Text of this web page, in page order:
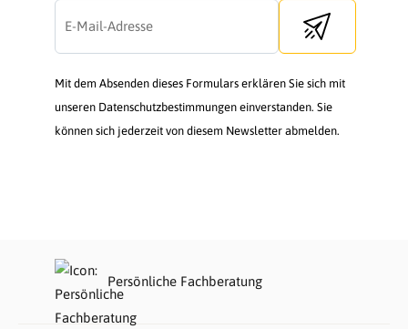
Send newsletter
Mit dem Absenden dieses Formulars erklären Sie sich mit
unseren Datenschutzbestimmungen einverstanden. Sie
können sich jederzeit von diesem Newsletter abmelden.
Persönliche Fachberatung